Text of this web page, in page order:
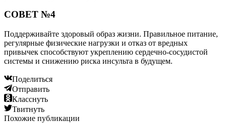
СОВЕТ №4
Поддерживайте здоровый образ жизни. Правильное питание,
регулярные физические нагрузки и отказ от вредных
привычек способствуют укреплению сердечно-сосудистой
системы и снижению риска инсульта в будущем.
Поделиться
Отправить
Класснуть
Твитнуть
Похожие публикации